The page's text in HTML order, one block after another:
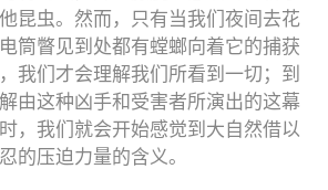
昆虫。然而，只有当我们夜间去花
筒瞥见到处都有螳螂向着它的捕获
我们才会理解我们所看到一切；到
由这种凶手和受害者所演出的这幕
，我们就会开始感觉到大自然借以
的压迫力量的含义。